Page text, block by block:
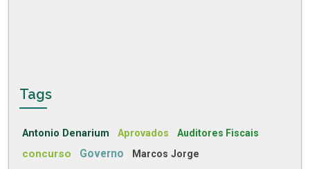
Tags
Antonio Denarium Aprovados Auditores Fiscais
concurso Governo Marcos Jorge